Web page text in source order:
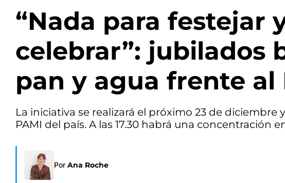
“Nada para festejar
celebrar”: jubilados
pan y agua frente al
La iniciativa se realizará el próximo 23 de diciembre
PAMI del país. A las 17.30 habrá una concentración
Por Ana Roche